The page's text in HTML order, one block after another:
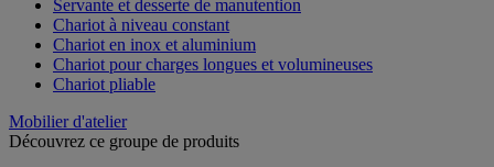
Servante et desserte de manutention
Chariot à niveau constant
Chariot en inox et aluminium
Chariot pour charges longues et volumineuses
Chariot pliable
Mobilier d'atelier
Découvrez ce groupe de produits